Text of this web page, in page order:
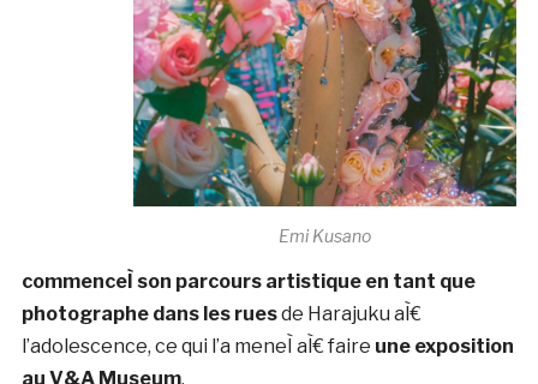
MuseÌe d’art contemporain de MontreÌal. RatteÌ a
eÌteÌ preÌseÌlectionneÌe pour le prix Sobey Art Award
au Canada en 2019 et a fait partie des finalistes en
sabrinaratte.com/
. Emi Kusano
Tokyo en